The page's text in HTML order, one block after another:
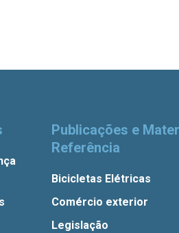
Publicações e
Referência
Bicicletas Elétricas
Comércio exterior
Legislação